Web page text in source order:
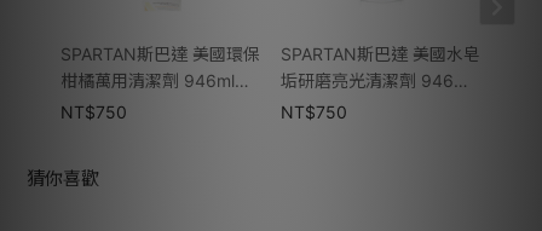
SPARTAN斯巴達 美國環保
柑橘萬用清潔劑 946ml
(環保專業版)
NT$750
SPARTAN斯巴達 美國水皂
垢研磨亮光清潔劑 946ml
(膏狀)
NT$750
猜你喜歡